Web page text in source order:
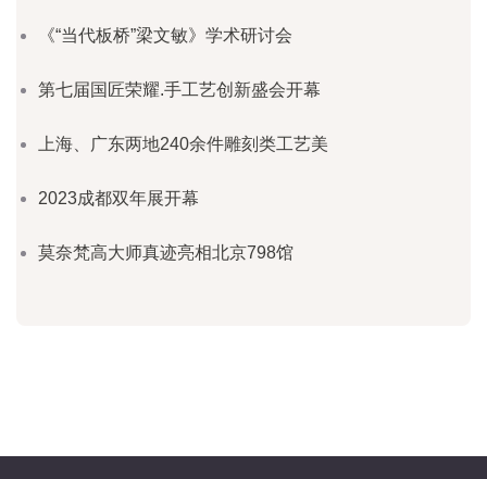
《“当代板桥”梁文敏》学术研讨会
第七届国匠荣耀.手工艺创新盛会开幕
上海、广东两地240余件雕刻类工艺美
2023成都双年展开幕
莫奈梵高大师真迹亮相北京798馆